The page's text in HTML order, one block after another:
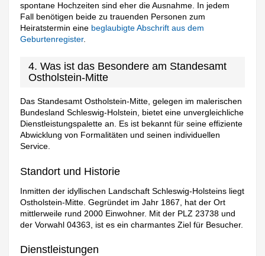
spontane Hochzeiten sind eher die Ausnahme. In jedem
Fall benötigen beide zu trauenden Personen zum
Heiratstermin eine beglaubigte Abschrift aus dem
Geburtenregister.
4. Was ist das Besondere am Standesamt
Ostholstein-Mitte
Das Standesamt Ostholstein-Mitte, gelegen im malerischen
Bundesland Schleswig-Holstein, bietet eine unvergleichliche
Dienstleistungspalette an. Es ist bekannt für seine effiziente
Abwicklung von Formalitäten und seinen individuellen
Service.
Standort und Historie
Inmitten der idyllischen Landschaft Schleswig-Holsteins liegt
Ostholstein-Mitte. Gegründet im Jahr 1867, hat der Ort
mittlerweile rund 2000 Einwohner. Mit der PLZ 23738 und
der Vorwahl 04363, ist es ein charmantes Ziel für Besucher.
Dienstleistungen